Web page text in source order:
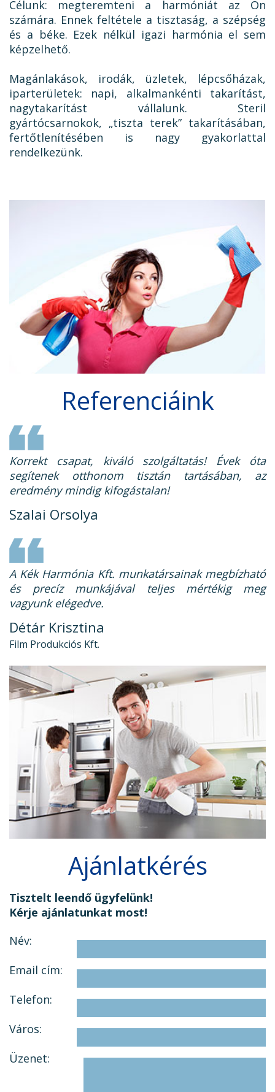
Célunk: megteremteni a harmóniát az Ön
számára. Ennek feltétele a tisztaság, a szépség
és a béke. Ezek nélkül igazi harmónia el sem
képzelhető.
Magánlakások, irodák, üzletek, lépcsőházak,
iparterületek: napi, alkalmankénti takarítást,
nagytakarítást vállalunk. Steril
gyártócsarnokok, „tiszta terek” takarításában,
fertőtlenítésében is nagy gyakorlattal
rendelkezünk.
Referenciáink
Korrekt csapat, kiváló szolgáltatás! Évek óta
segítenek otthonom tisztán tartásában, az
eredmény mindig kifogástalan!
Szalai Orsolya
A Kék Harmónia Kft. munkatársainak megbízható
és precíz munkájával teljes mértékig meg
vagyunk elégedve.
Détár Krisztina
Film Produkciós Kft.
Ajánlatkérés
Tisztelt leendő ügyfelünk!
Kérje ajánlatunkat most!
Név:
Email cím:
Telefon:
Város:
Üzenet: